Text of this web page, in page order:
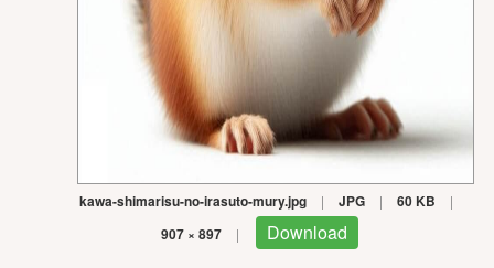
kawa-shimarisu-no-irasuto-mury.jpg | JPG | 60 KB |
907 × 897 | Download